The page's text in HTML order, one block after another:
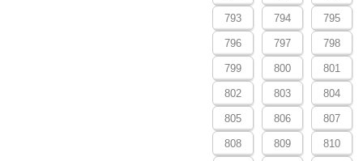
793 794 795
796 797 798
799 800 801
802 803 804
805 806 807
808 809 810